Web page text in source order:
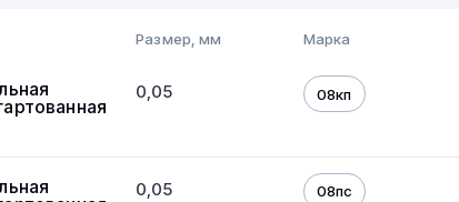
Размер, мм Марка
0,05 08кп
0,05 08пс